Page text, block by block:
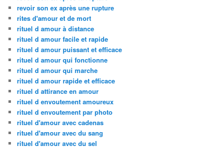
revoir son ex après une rupture
rites d'amour et de mort
rituel d amour à distance
rituel d amour facile et rapide
rituel d amour puissant et efficace
rituel d amour qui fonctionne
rituel d amour qui marche
rituel d amour rapide et efficace
rituel d attirance en amour
rituel d envoutement amoureux
rituel d envoutement par photo
rituel d'amour avec cadenas
rituel d'amour avec du sang
rituel d'amour avec du sel